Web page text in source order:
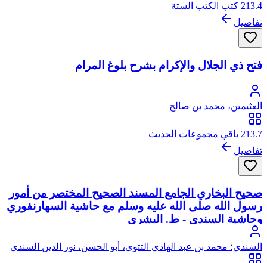
213.4 كتب الكتب الستة
تفاصيل
فتح ذي الجلال والإكرام بشرح بلوغ المرام
العثيمين، محمد بن صالح
213.7 باقي مجموعات الحديث
تفاصيل
صحيح البخاري الجامع المسند الصحيح المختصر من أمور
رسول الله صلى الله عليه وسلم مع حاشية السهارنفوري
وحاشية السندي - ط. البشرى
السندي؛ محمد بن عبد الهادي التتوي، أبو الحسن، نور الدين السندي